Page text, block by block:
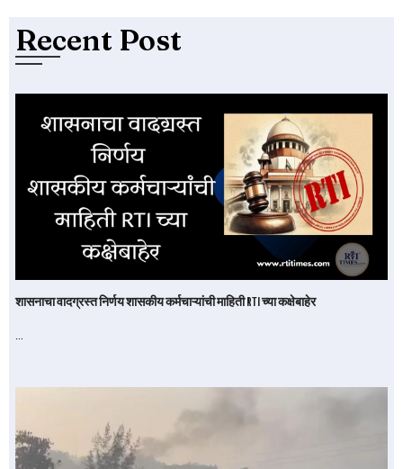
Recent Post
शासनाचा वादग्रस्त निर्णय शासकीय कर्मचाऱ्यांची माहिती RTI च्या कक्षेबाहेर
…